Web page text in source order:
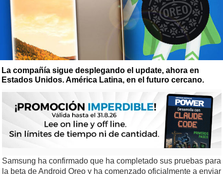
La compañía sigue desplegando el update, ahora en
Estados Unidos. América Latina, en el futuro cercano.
Samsung ha confirmado que ha completado sus pruebas para
la beta de Android Oreo y ha comenzado oficialmente a enviar